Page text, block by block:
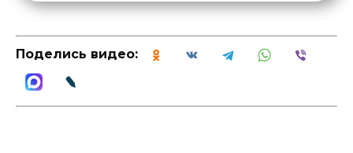
Поделись видео: